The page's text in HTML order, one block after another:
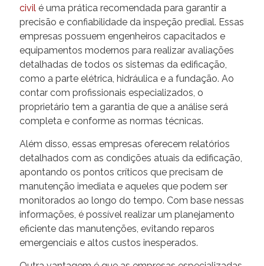
civil é uma prática recomendada para garantir a
precisão e confiabilidade da inspeção predial. Essas
empresas possuem engenheiros capacitados e
equipamentos modernos para realizar avaliações
detalhadas de todos os sistemas da edificação,
como a parte elétrica, hidráulica e a fundação. Ao
contar com profissionais especializados, o
proprietário tem a garantia de que a análise será
completa e conforme as normas técnicas.
Além disso, essas empresas oferecem relatórios
detalhados com as condições atuais da edificação,
apontando os pontos críticos que precisam de
manutenção imediata e aqueles que podem ser
monitorados ao longo do tempo. Com base nessas
informações, é possível realizar um planejamento
eficiente das manutenções, evitando reparos
emergenciais e altos custos inesperados.